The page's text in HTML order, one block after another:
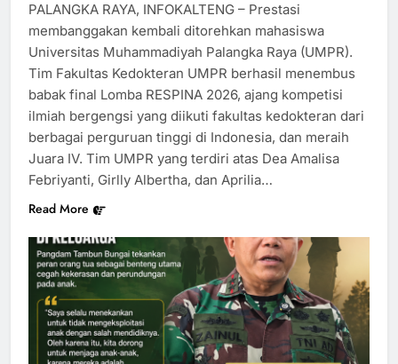
PALANGKA RAYA, INFOKALTENG – Prestasi
membanggakan kembali ditorehkan mahasiswa
Universitas Muhammadiyah Palangka Raya (UMPR).
Tim Fakultas Kedokteran UMPR berhasil menembus
babak final Lomba RESPINA 2026, ajang kompetisi
ilmiah bergengsi yang diikuti fakultas kedokteran dari
berbagai perguruan tinggi di Indonesia, dan meraih
Juara IV. Tim UMPR yang terdiri atas Dea Amalisa
Febriyanti, Girlly Albertha, dan Aprilia…
Read More